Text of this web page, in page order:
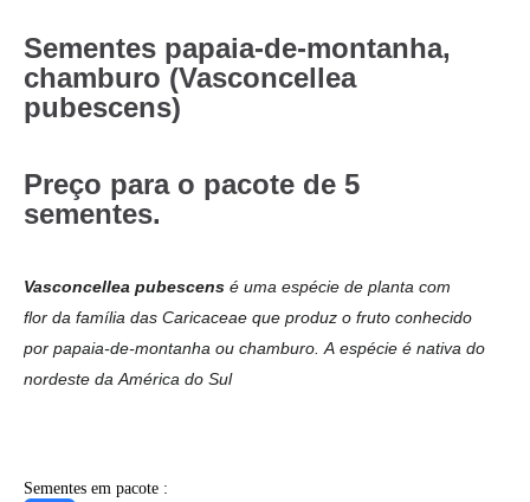
Sementes papaia-de-montanha,
chamburo (Vasconcellea
pubescens)
Preço para o pacote de 5
sementes.
Vasconcellea pubescens é uma espécie de planta com
flor da família das Caricaceae que produz o fruto conhecido
por papaia-de-montanha ou chamburo. A espécie é nativa do
nordeste da América do Sul
Sementes em pacote :